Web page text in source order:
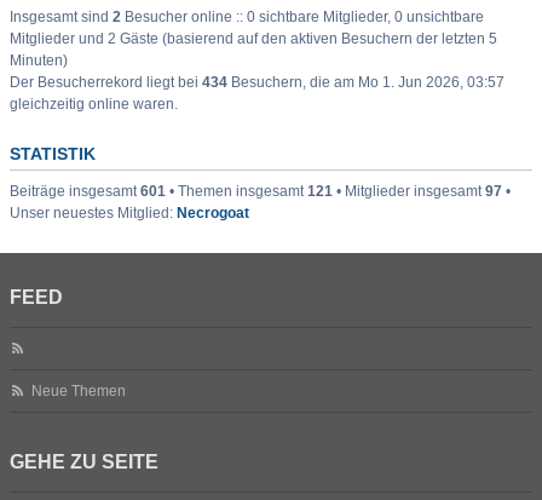
Insgesamt sind 2 Besucher online :: 0 sichtbare Mitglieder, 0 unsichtbare
Mitglieder und 2 Gäste (basierend auf den aktiven Besuchern der letzten 5
Minuten)
Der Besucherrekord liegt bei 434 Besuchern, die am Mo 1. Jun 2026, 03:57
gleichzeitig online waren.
STATISTIK
Beiträge insgesamt601 • Themen insgesamt121 • Mitglieder insgesamt97 •
Unser neuestes Mitglied: Necrogoat
FEED
Neue Themen
GEHE ZU SEITE